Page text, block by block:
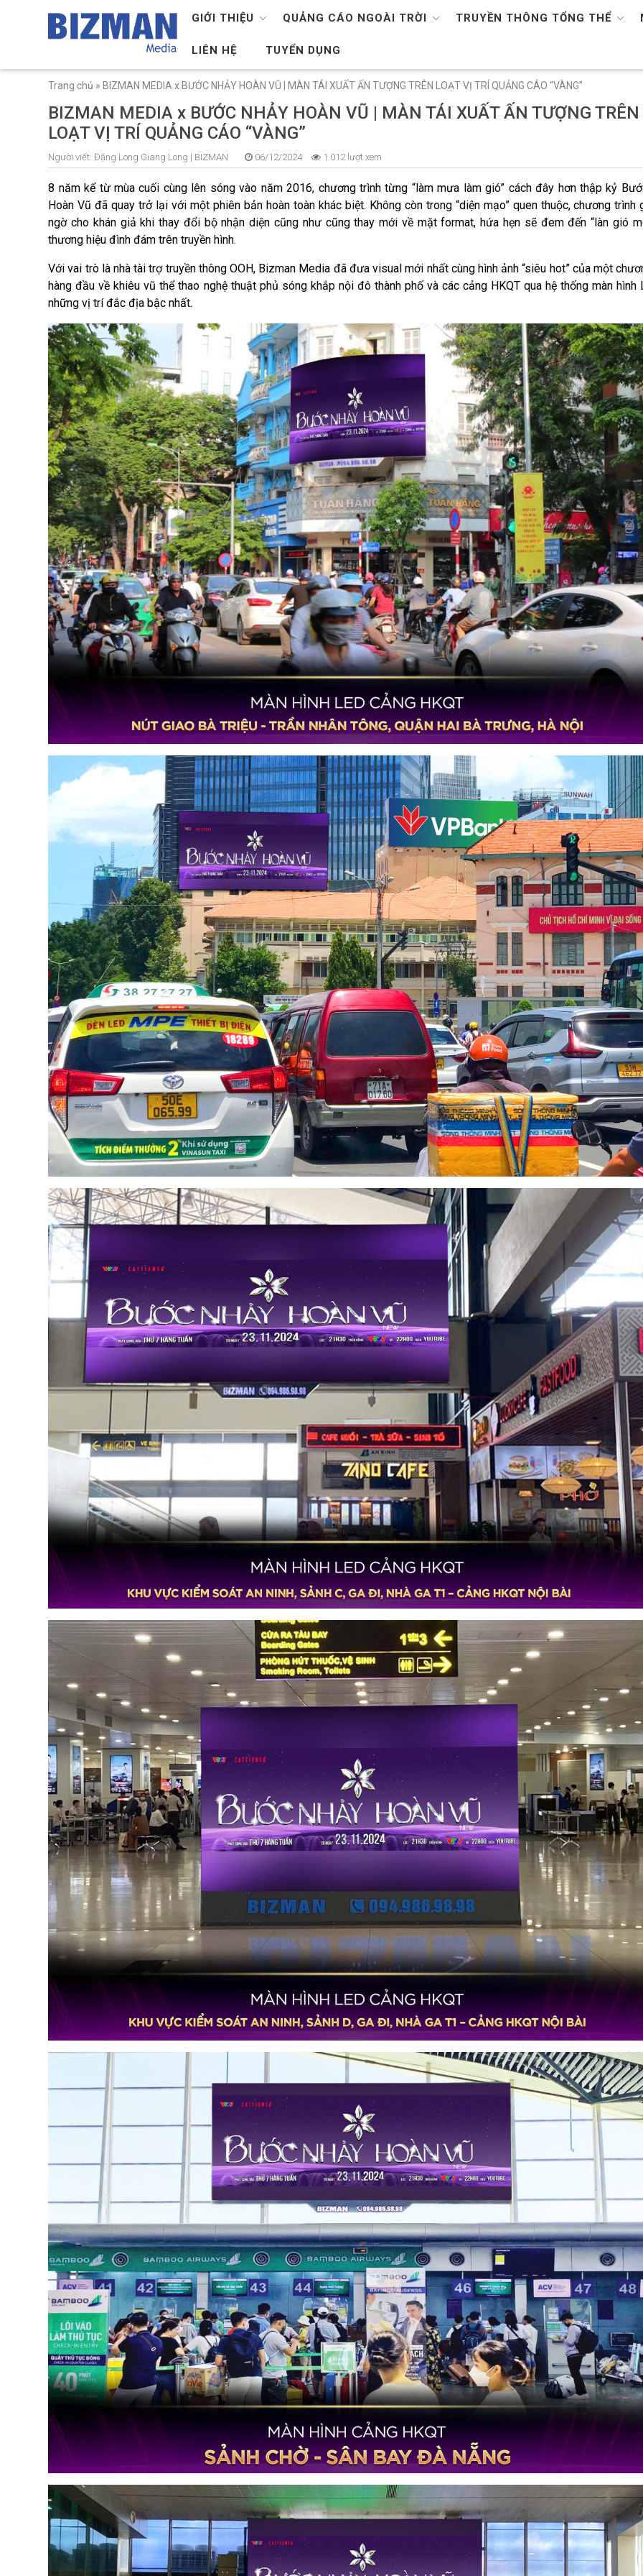
GIỚI THIỆU QUẢNG CÁO NGOÀI TRỜI TRUYỀN THÔNG TỔNG THỂ
LIÊN HỆ TUYỂN DỤNG
Trang chủ » BIZMAN MEDIA x BƯỚC NHẢY HOÀN VŨ | MÀN TÁI XUẤT ẤN TƯỢNG TRÊN LOẠT VỊ TRÍ QUẢNG CÁO “VÀNG”
BIZMAN MEDIA x BƯỚC NHẢY HOÀN VŨ | MÀN TÁI XUẤT ẤN TƯỢNG TRÊN
LOẠT VỊ TRÍ QUẢNG CÁO “VÀNG”
Người viết: Đặng Long Giang Long | BIZMAN 06/12/2024 1.012 lượt xem
8 năm kể từ mùa cuối cùng lên sóng vào năm 2016, chương trình từng “làm mưa làm gió” cách đây hơn thập kỷ
Hoàn Vũ đã quay trở lại với một phiên bản hoàn toàn khác biệt. Không còn trong “diện mạo” quen thuộc, chương trình
ngờ cho khán giả khi thay đổi bộ nhận diện cũng như cũng thay mới về mặt format, hứa hẹn sẽ đem đến “làn gió
thương hiệu đình đám trên truyền hình.
Với vai trò là nhà tài trợ truyền thông OOH, Bizman Media đã đưa visual mới nhất cùng hình ảnh “siêu hot” của một
hàng đầu về khiêu vũ thể thao nghệ thuật phủ sóng khắp nội đô thành phố và các cảng HKQT qua hệ thống màn hình
những vị trí đắc địa bậc nhất.